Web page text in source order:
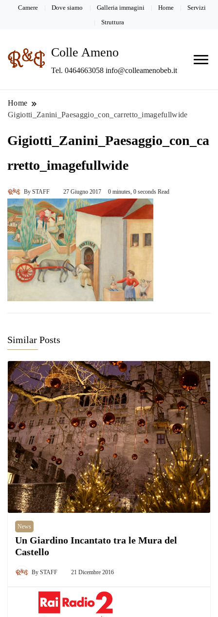
Camere Dove siamo Galleria immagini Home Servizi
Struttura
Colle Ameno
Tel. 0464663058 info@colleamenobeb.it
Home
Gigiotti_Zanini_Paesaggio_con_carretto_imagefullwide
Gigiotti_Zanini_Paesaggio_con_ca
rretto_imagefullwide
By STAFF 27 Giugno 2017 0 minutes, 0 seconds Read
Similar Posts
News
Un Giardino Incantato tra le Mura del
Castello
By STAFF 21 Dicembre 2016